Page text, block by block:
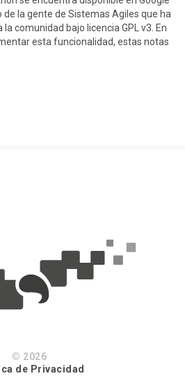
de la gente de Sistemas Agiles que ha
comunidad bajo licencia GPL v3. En
esta funcionalidad, estas notas
© 2026
de Privacidad